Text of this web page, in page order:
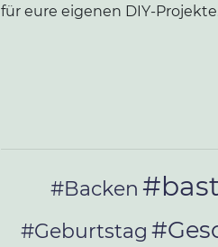
für eure eigenen DIY-
#Backen
#Geburtstag